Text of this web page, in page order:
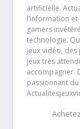
artificielle.
l’information
gamers
technologie.
jeux vidéo,
jeux très
accompagner.
passionnant